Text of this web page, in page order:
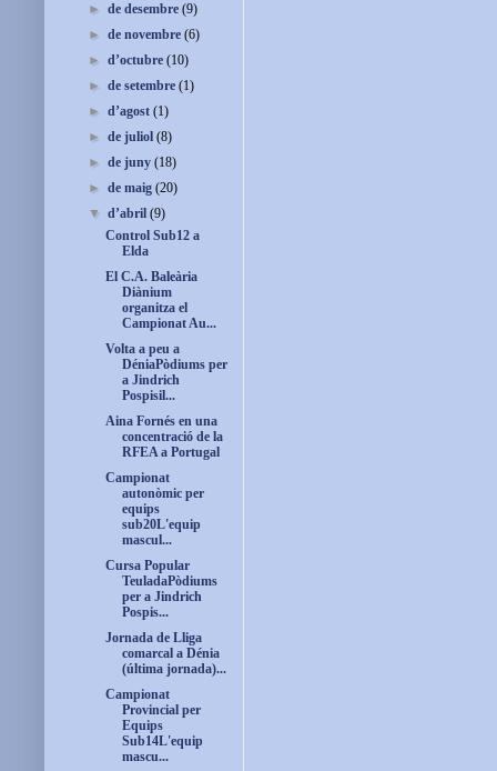
►de desembre(9)
►de novembre(6)
►d’octubre(10)
►de setembre(1)
►d’agost(1)
►de juliol(8)
►de juny(18)
►de maig(20)
▼d’abril(9)
Control Sub12 a
Elda
El C.A. Baleària
Diànium
organitza el
Campionat Au...
Volta a peu a
DéniaPòdiums per
a Jindrich
Pospisil...
Aina Fornés en una
concentració de la
RFEA a Portugal
Campionat
autonòmic per
equips
sub20L'equip
mascul...
Cursa Popular
TeuladaPòdiums
per a Jindrich
Pospis...
Jornada de Lliga
comarcal a Dénia
(última jornada)...
Campionat
Provincial per
Equips
Sub14L'equip
mascu...